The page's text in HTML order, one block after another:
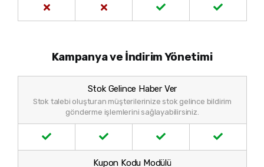
Kampanya ve İndirim Yönetimi
Stok Gelince Haber Ver
Stok talebi oluşturan müşterilerinize stok gelince bildirim
gönderme işlemlerini sağlayabilirsiniz.
Kupon Kodu Modülü